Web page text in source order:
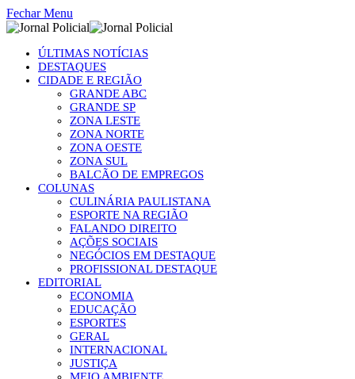
Fechar Menu
ÚLTIMAS NOTÍCIAS
DESTAQUES
CIDADE E REGIÃO
GRANDE ABC
GRANDE SP
ZONA LESTE
ZONA NORTE
ZONA OESTE
ZONA SUL
BALCÃO DE EMPREGOS
COLUNAS
CULINÁRIA PAULISTANA
ESPORTE NA REGIÃO
FALANDO DIREITO
AÇÕES SOCIAIS
NEGÓCIOS EM DESTAQUE
PROFISSIONAL DESTAQUE
EDITORIAL
ECONOMIA
EDUCAÇÃO
ESPORTES
GERAL
INTERNACIONAL
JUSTIÇA